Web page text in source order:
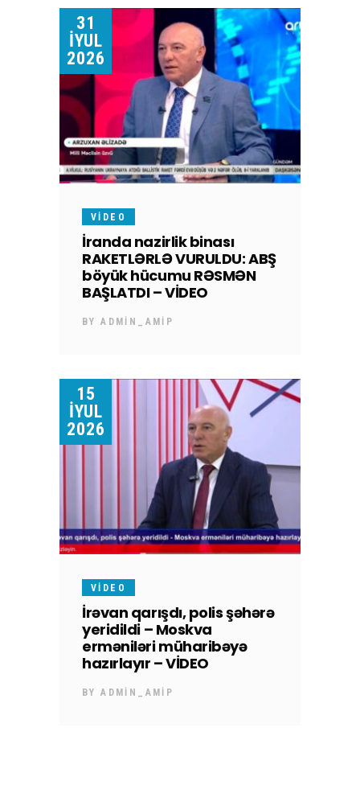
31
İYUL
2026
VIDEO
İranda nazirlik binası
RAKETLƏRLƏ VURULDU: ABŞ
böyük hücumu RƏSMƏN
BAŞLATDI – VİDEO
BYADMIN_AMIP
15
İYUL
2026
VIDEO
İrəvan qarışdı, polis şəhərə
yeridildi – Moskva
erməniləri müharibəyə
hazırlayır – VİDEO
BYADMIN_AMIP